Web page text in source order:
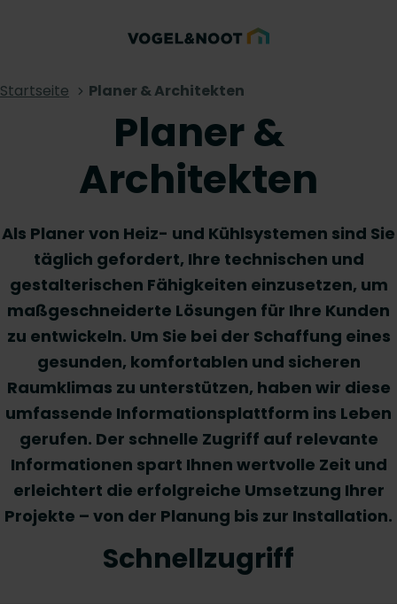
Startseite Planer & Architekten
Planer &
Architekten
Als Planer von Heiz- und Kühlsystemen sind Sie
täglich gefordert, Ihre technischen und
gestalterischen Fähigkeiten einzusetzen, um
maßgeschneiderte Lösungen für Ihre Kunden
zu entwickeln. Um Sie bei der Schaffung eines
gesunden, komfortablen und sicheren
Raumklimas zu unterstützen, haben wir diese
umfassende Informationsplattform ins Leben
gerufen. Der schnelle Zugriff auf relevante
Informationen spart Ihnen wertvolle Zeit und
erleichtert die erfolgreiche Umsetzung Ihrer
Projekte – von der Planung bis zur Installation.
Schnellzugriff